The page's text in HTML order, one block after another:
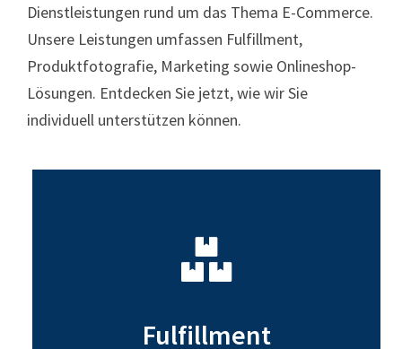
Dienstleistungen rund um das Thema E-Commerce.
Unsere Leistungen umfassen Fulfillment,
Produktfotografie, Marketing sowie Onlineshop-
Lösungen. Entdecken Sie jetzt, wie wir Sie
individuell unterstützen können.
Fulfillment